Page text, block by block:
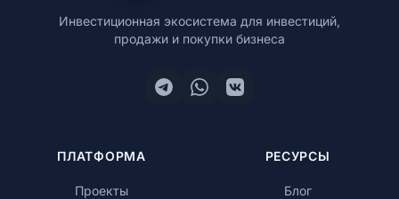
Инвестиционная экосистема для инвестиций,
продажи и покупки бизнеса
ПЛАТФОРМА
Проекты
РЕСУРСЫ
Блог